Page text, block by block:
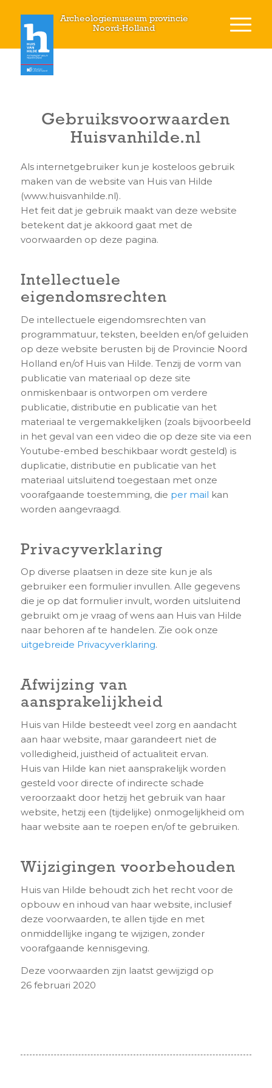
Archeologiemuseum provincie
Noord-Holland
Gebruiksvoorwaarden
Huisvanhilde.nl
Als internetgebruiker kun je kosteloos gebruik
maken van de website van Huis van Hilde
(www.huisvanhilde.nl).
Het feit dat je gebruik maakt van deze website
betekent dat je akkoord gaat met de
voorwaarden op deze pagina.
Intellectuele
eigendomsrechten
De intellectuele eigendomsrechten van
programmatuur, teksten, beelden en/of geluiden
op deze website berusten bij de Provincie Noord
Holland en/of Huis van Hilde. Tenzij de vorm van
publicatie van materiaal op deze site
onmiskenbaar is ontworpen om verdere
publicatie, distributie en publicatie van het
materiaal te vergemakkelijken (zoals bijvoorbeeld
in het geval van een video die op deze site via een
Youtube-embed beschikbaar wordt gesteld) is
duplicatie, distributie en publicatie van het
materiaal uitsluitend toegestaan met onze
voorafgaande toestemming, die per mail kan
worden aangevraagd.
Privacyverklaring
Op diverse plaatsen in deze site kun je als
gebruiker een formulier invullen. Alle gegevens
die je op dat formulier invult, worden uitsluitend
gebruikt om je vraag of wens aan Huis van Hilde
naar behoren af te handelen. Zie ook onze
uitgebreide Privacyverklaring.
Afwijzing van
aansprakelijkheid
Huis van Hilde besteedt veel zorg en aandacht
aan haar website, maar garandeert niet de
volledigheid, juistheid of actualiteit ervan.
Huis van Hilde kan niet aansprakelijk worden
gesteld voor directe of indirecte schade
veroorzaakt door hetzij het gebruik van haar
website, hetzij een (tijdelijke) onmogelijkheid om
haar website aan te roepen en/of te gebruiken.
Wijzigingen voorbehouden
Huis van Hilde behoudt zich het recht voor de
opbouw en inhoud van haar website, inclusief
deze voorwaarden, te allen tijde en met
onmiddellijke ingang te wijzigen, zonder
voorafgaande kennisgeving.
Deze voorwaarden zijn laatst gewijzigd op
26 februari 2020